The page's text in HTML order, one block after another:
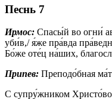
Песнь 7
Ирмос: Спасы́й во огни́
уби́в,/ я́же пра́вда
Бо́же оте́ц на́ших,
Припев: Преподо́бная
С супру́жником